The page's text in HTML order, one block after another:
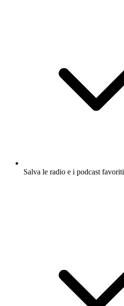
Salva le radio e i podcast favoriti